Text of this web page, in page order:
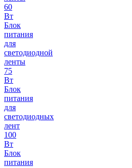
60
Вт
Блок
питания
для
светодиодной
ленты
75
Вт
Блок
питания
для
светодиодных
лент
100
Вт
Блок
питания